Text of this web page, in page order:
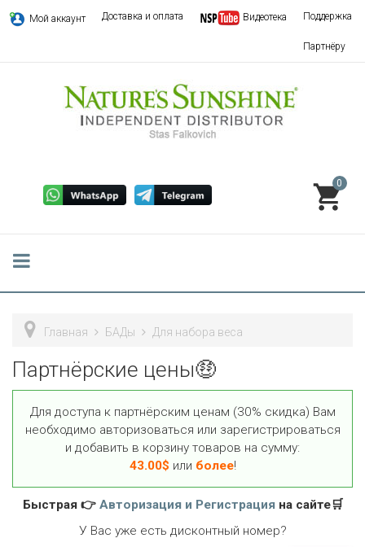
Мой аккаунт Доставка и оплата Видеотека Поддержка
Партнёру
0
Главная БАДы Для набора веса
Партнёрские цены🤑
Для доступа к партнёрским ценам (30% скидка) Вам
необходимо авторизоваться или зарегистрироваться
и добавить в корзину товаров на сумму:
43.00$ или более!
Быстрая 👉 Авторизация и Регистрацияна сайте🛒
У Вас уже есть дисконтный номер?